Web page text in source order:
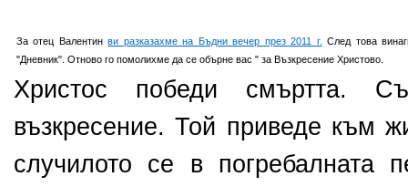
За отец Валентинви разказахме на Бъдни вечер през 2011 г. След това
"Дневник". Отново го помолихме да се обърне вас " за Възкресение Христово.
Христос победи смъртта.
възкресение. Той приведе към
случилото се в погребалната